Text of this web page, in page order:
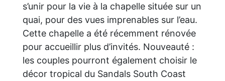
s’unir pour la vie à la chapelle située sur un
quai, pour des vues imprenables sur l’eau.
Cette chapelle a été récemment rénovée
pour accueillir plus d’invités. Nouveauté :
les couples pourront également choisir le
décor tropical du Sandals South Coast